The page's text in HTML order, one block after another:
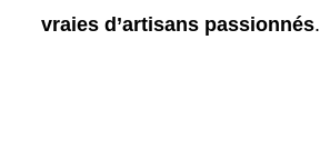
vraies d’artisans passionnés.